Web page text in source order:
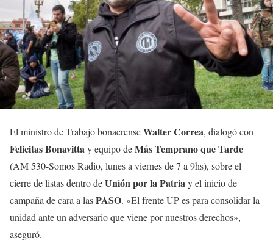
El ministro de Trabajo bonaerenseWalter Correa, dialogó con
Felicitas Bonavittay equipo deMás Temprano que Tarde
(AM 530-Somos Radio, lunes a viernes de 7 a 9hs), sobre el
cierre de listas dentro deUnión por la Patriay el inicio de
campaña de cara a lasPASO. «El frente UP es para consolidar la
unidad ante un adversario que viene por nuestros derechos»,
aseguró.